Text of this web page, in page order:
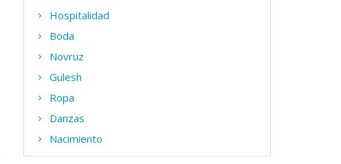
Hospitalidad
Boda
Novruz
Gulesh
Ropa
Danzas
Nacimiento